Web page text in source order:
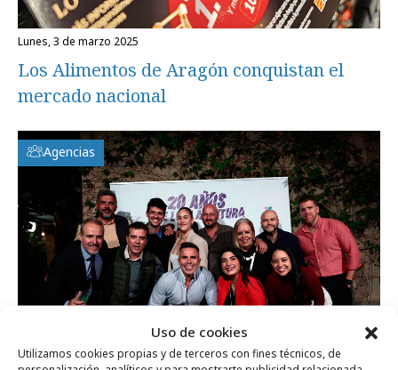
Uso de cookies
Utilizamos cookies propias y de terceros con fines técnicos, de
lunes, 3 de marzo 2025
Los Alimentos de Aragón conquistan el
mercado nacional
Agencias